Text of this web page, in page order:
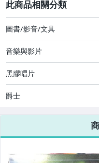
其它
[全店] 粉絲專享
[全店] 週年慶
圖書/影音/文具
音樂與影片
黑膠唱片
爵士